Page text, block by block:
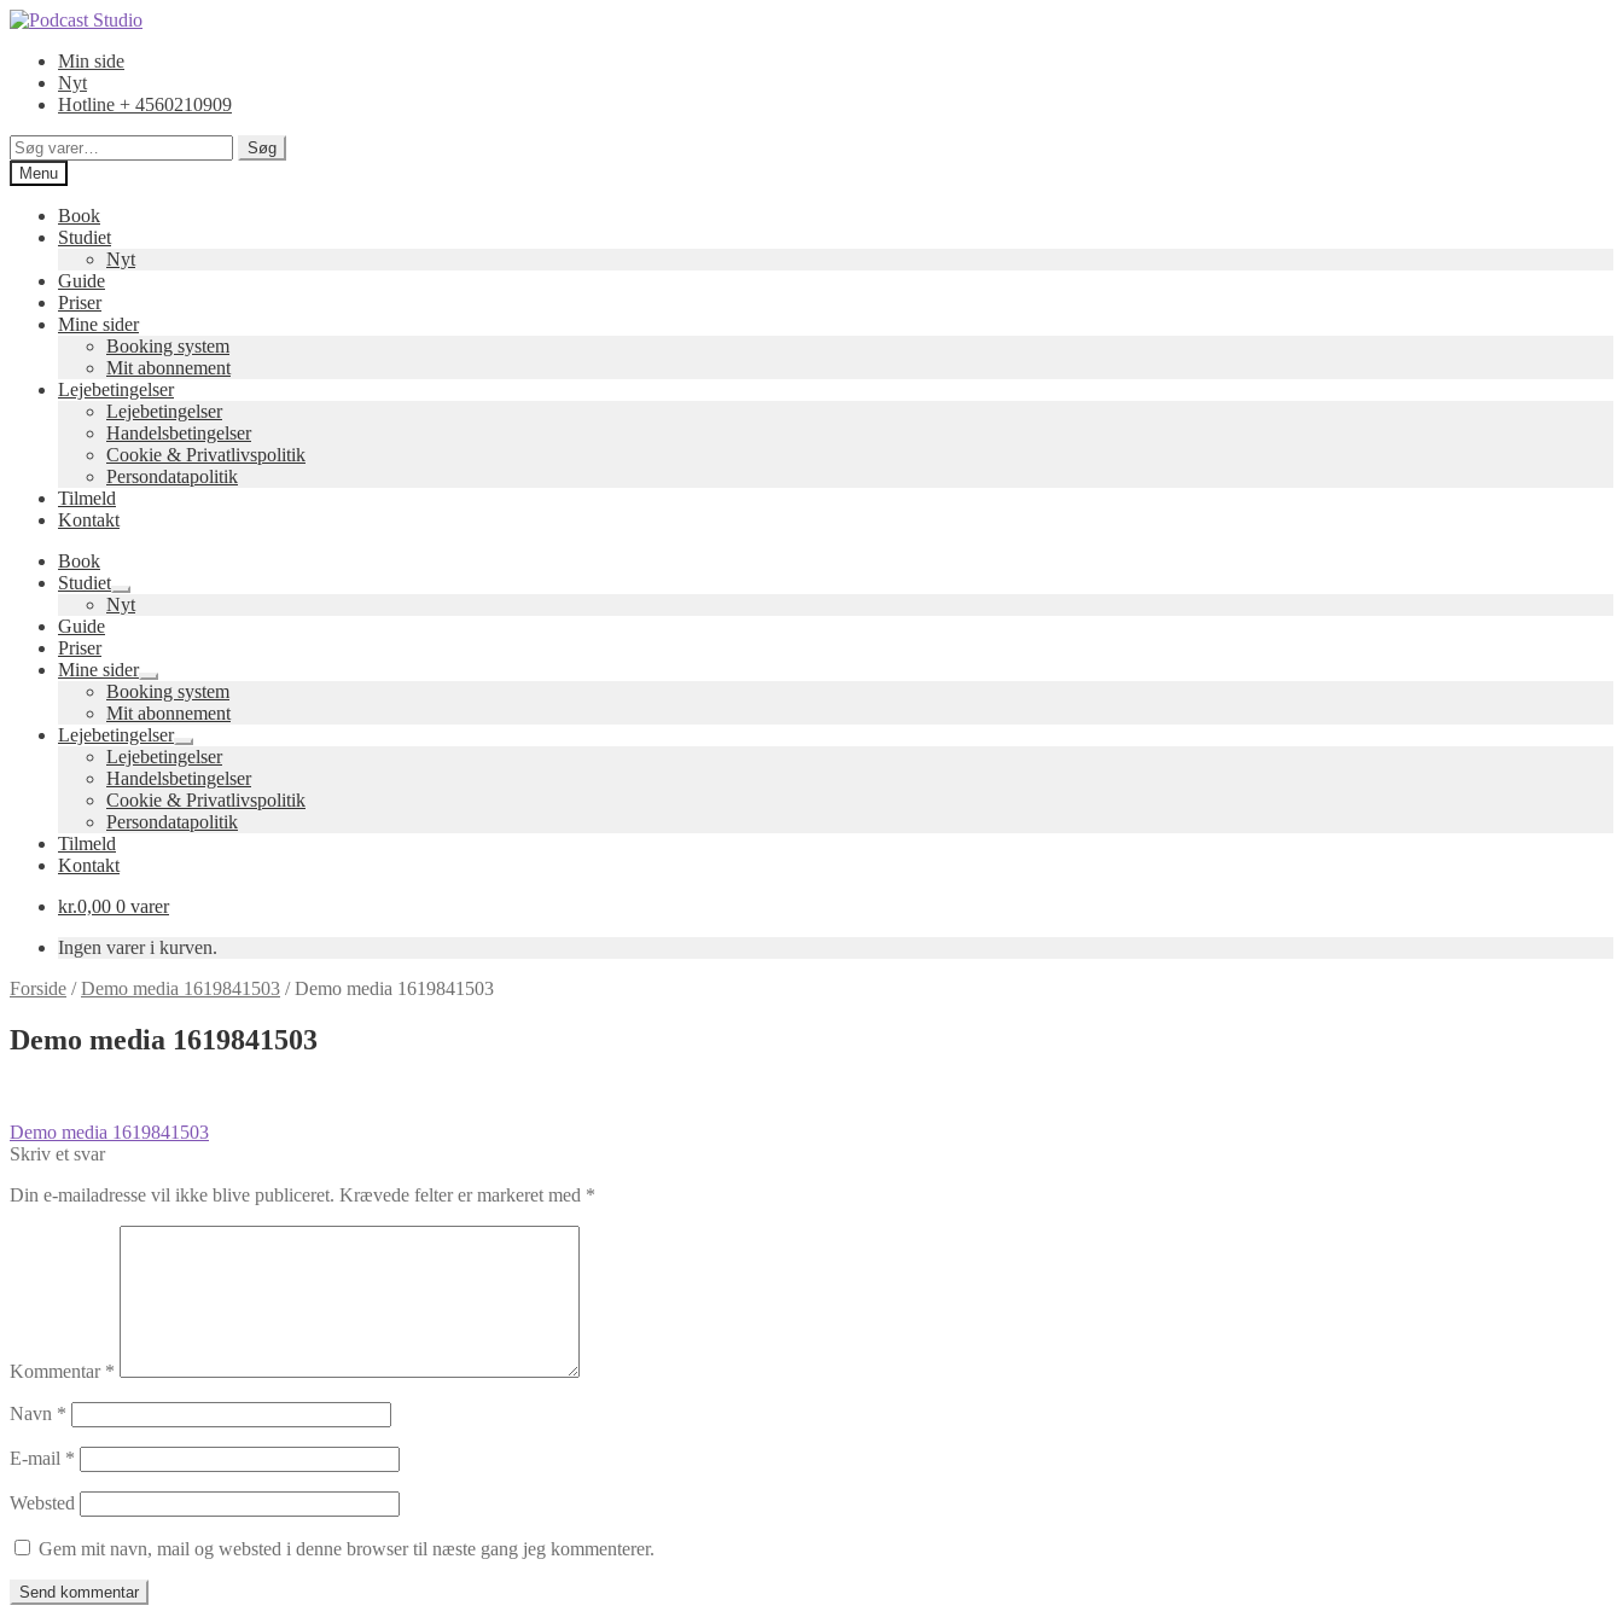
Spring
navigation
Spring
indholdMin side
Nyt
Hotline + 4560210909
Søg
efter:
Søg
Menu
Book
Studiet
Nyt
Guide
Priser
Mine sider
Booking system
Mit abonnement
Lejebetingelser
Lejebetingelser
Handelsbetingelser
Cookie & Privatlivspolitik
Persondatapolitik
Tilmeld
Kontakt
Book
Studiet
Udfold
undermenu
Nyt
Guide
Priser
Mine sider
Udfold
undermenu
Booking system
Mit abonnement
Lejebetingelser
Udfold
undermenu
Lejebetingelser
Handelsbetingelser
Cookie & Privatlivspolitik
Persondatapolitik
Tilmeld
Kontakt
kr.0,00 0 varer
Ingen varer i kurven.
Forside /Demo media 1619841503 /Demo media 1619841503
Demo media 1619841503
Indlægsnavigation
Forrige
indlæg:
Demo media 1619841503
Skriv et svar
Din e-mailadresse vil ikke blive publiceret. Krævede felter er markeret med *
Kommentar *
Navn *
E-mail *
Websted
Gem mit navn, mail og websted i denne browser til næste gang jeg kommenterer.